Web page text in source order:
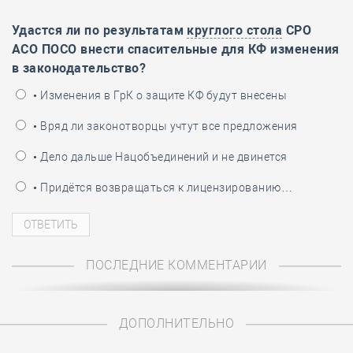
Удастся ли по результатам круглого стола СРО
АСО ПОСО внести спасительные для КФ изменения
в законодательство?
• Изменения в ГрК о защите КФ будут внесены
• Вряд ли законотворцы учтут все предложения
• Дело дальше Нацобъединений и не двинется
• Придётся возвращаться к лицензированию…
ПОСЛЕДНИЕ КОММЕНТАРИИ
ДОПОЛНИТЕЛЬНО